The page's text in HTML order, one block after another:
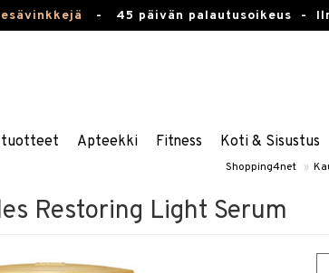
- 45 päivän palautusoikeus -
Apteekki Fitness Koti & Sisustus
Shopping4net »
Restoring Light Serum